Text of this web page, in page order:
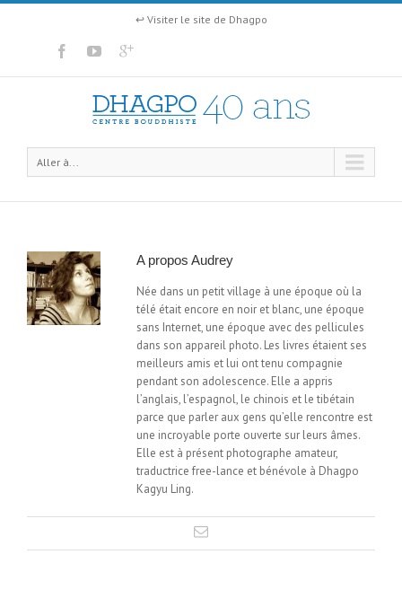
↩ Visiter le site de Dhagpo
Aller à...
A propos Audrey
Née dans un petit village à une époque où la
télé était encore en noir et blanc, une époque
sans Internet, une époque avec des pellicules
dans son appareil photo. Les livres étaient ses
meilleurs amis et lui ont tenu compagnie
pendant son adolescence. Elle a appris
l’anglais, l’espagnol, le chinois et le tibétain
parce que parler aux gens qu’elle rencontre est
une incroyable porte ouverte sur leurs âmes.
Elle est à présent photographe amateur,
traductrice free-lance et bénévole à Dhagpo
Kagyu Ling.